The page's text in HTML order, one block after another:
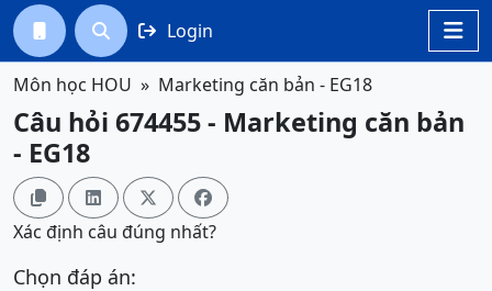

  Login
Môn học HOU Marketing căn bản - EG18
Câu hỏi 674455 - Marketing căn bản
- EG18
   
Xác định câu đúng nhất?
Chọn đáp án: